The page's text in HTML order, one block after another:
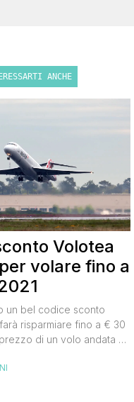
ANCHE
Volotea
volare fino a
un bel codice sconto
risparmiare fino a € 30
di un volo andata e
€ 30 su un volo